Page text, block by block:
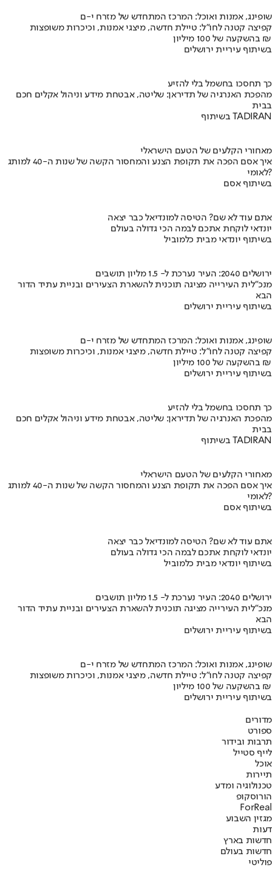
שופינג, אמנות ואוכל: המרכז המתחדש של מזרח י-ם
קפיצה קטנה לחו"ל: טיילת חדשה, מיצגי אמנות, וכיכרות משופצות
בהשקעה של 100 מיליון ₪
בשיתוף עיריית ירושלים
כך תחסכו בחשמל בלי להזיע
מהפכת האנרגיה של תדיראן: שליטה, אבטחת מידע וניהול אקלים חכם
בבית
בשיתוף TADIRAN
מאחורי הקלעים של הטעם הישראלי
איך אסם הפכה את תקופת הצנע והמחסור הקשה של שנות ה-40 למותג
לאומי?
בשיתוף אסם
אתם עוד לא שם? הטיסה למונדיאל כבר יצאה
יונדאי לוקחת אתכם לבמה הכי גדולה בעולם
בשיתוף יונדאי מבית כלמוביל
ירושלים 2040: העיר נערכת ל- 1.5 מליון תושבים
מנכ"לית העירייה מציגה תוכנית להשארת הצעירים ובניית עתיד הדור
הבא
בשיתוף עיריית ירושלים
שופינג, אמנות ואוכל: המרכז המתחדש של מזרח י-ם
קפיצה קטנה לחו"ל: טיילת חדשה, מיצגי אמנות, וכיכרות משופצות
בהשקעה של 100 מיליון ₪
בשיתוף עיריית ירושלים
כך תחסכו בחשמל בלי להזיע
מהפכת האנרגיה של תדיראן: שליטה, אבטחת מידע וניהול אקלים חכם
בבית
בשיתוף TADIRAN
מאחורי הקלעים של הטעם הישראלי
איך אסם הפכה את תקופת הצנע והמחסור הקשה של שנות ה-40 למותג
לאומי?
בשיתוף אסם
אתם עוד לא שם? הטיסה למונדיאל כבר יצאה
יונדאי לוקחת אתכם לבמה הכי גדולה בעולם
בשיתוף יונדאי מבית כלמוביל
ירושלים 2040: העיר נערכת ל- 1.5 מליון תושבים
מנכ"לית העירייה מציגה תוכנית להשארת הצעירים ובניית עתיד הדור
הבא
בשיתוף עיריית ירושלים
שופינג, אמנות ואוכל: המרכז המתחדש של מזרח י-ם
קפיצה קטנה לחו"ל: טיילת חדשה, מיצגי אמנות, וכיכרות משופצות
בהשקעה של 100 מיליון ₪
בשיתוף עיריית ירושלים
מדורים
ספורט
תרבות ובידור
לייף סטייל
אוכל
תיירות
טכנולוגיה ומדע
הורוסקופ
ForReal
מגזין השבוע
דעות
חדשות בארץ
חדשות בעולם
פוליטי